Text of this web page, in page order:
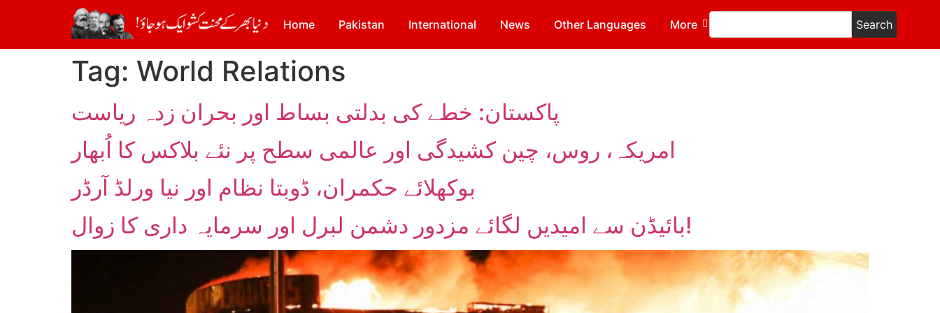
Home Pakistan International News Other Languages More Search
Tag: World Relations
پاکستان: خطے کی بدلتی بساط اور بحران زدہ ریاست
امریکہ، روس، چین کشیدگی اور عالمی سطح پر نئے بلاکس کا اُبھار
بوکھلائے حکمران، ڈوبتا نظام اور نیا ورلڈ آرڈر
بائیڈن سے امیدیں لگائے مزدور دشمن لبرل اور سرمایہ داری کا زوال!